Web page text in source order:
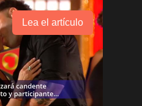
Lea el artículo